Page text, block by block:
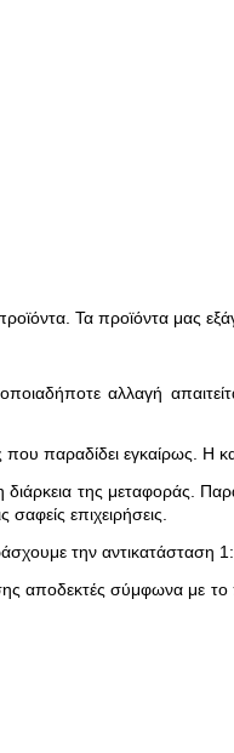
Τα προϊόντα μας
αλλαγή
παραδίδει εγκαίρως. Η
της μεταφοράς.
επιχειρήσεις.
την αντικατάσταση
αποδεκτές σύμφωνα με